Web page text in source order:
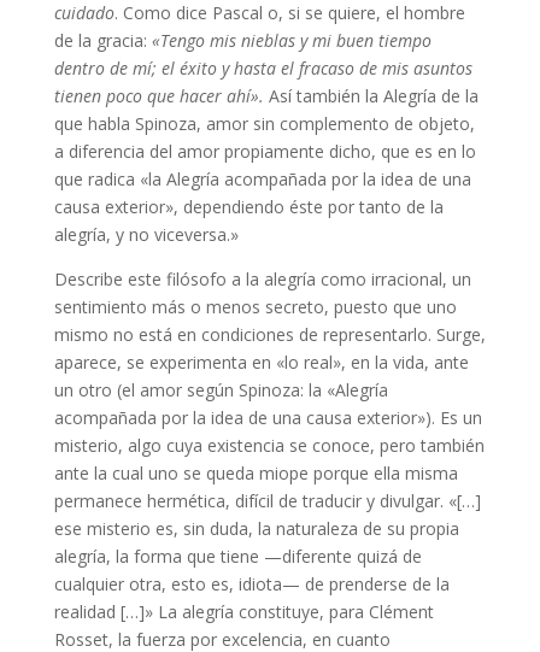
cuidado. Como dice Pascal o, si se quiere, el hombre
de la gracia: «Tengo mis nieblas y mi buen tiempo
dentro de mí; el éxito y hasta el fracaso de mis asuntos
tienen poco que hacer ahí». Así también la Alegría de la
que habla Spinoza, amor sin complemento de objeto,
a diferencia del amor propiamente dicho, que es en lo
que radica «la Alegría acompañada por la idea de una
causa exterior», dependiendo éste por tanto de la
alegría, y no viceversa.»
Describe este filósofo a la alegría como irracional, un
sentimiento más o menos secreto, puesto que uno
mismo no está en condiciones de representarlo. Surge,
aparece, se experimenta en «lo real», en la vida, ante
un otro (el amor según Spinoza: la «Alegría
acompañada por la idea de una causa exterior»). Es un
misterio, algo cuya existencia se conoce, pero también
ante la cual uno se queda miope porque ella misma
permanece hermética, difícil de traducir y divulgar. «[…]
ese misterio es, sin duda, la naturaleza de su propia
alegría, la forma que tiene —diferente quizá de
cualquier otra, esto es, idiota— de prenderse de la
realidad […]» La alegría constituye, para Clément
Rosset, la fuerza por excelencia, en cuanto